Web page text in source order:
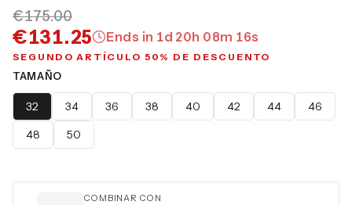
€175.00
€131.25 Ends in 1d 20h 08m 15s
SEGUNDO ARTÍCULO 50% DE DESCUENTO
TAMAÑO
32 34 36 38 40 42 44
46
48
50
COMBINAR CON